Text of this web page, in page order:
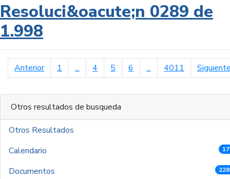
Resoluci&oacute;n 0289 de
1.998
Anteriorpágina anterior
1 ... 4 5 6 ... 4011
Otros resultados de busqueda
Otros Resultados
Calendario
Documentos